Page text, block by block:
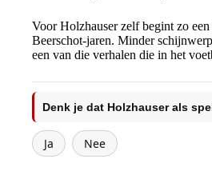
Voor Holzhauser zelf begint zo
Beerschot-jaren. Minder
een van die verhalen die in het
Denk je dat Holzhauser als
Ja Nee